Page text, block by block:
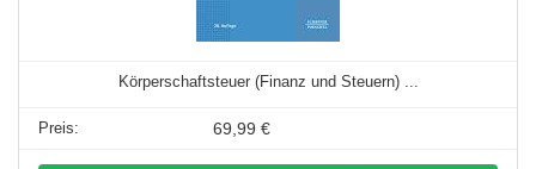
Körperschaftsteuer (Finanz und Steuern) ...
69,99 €